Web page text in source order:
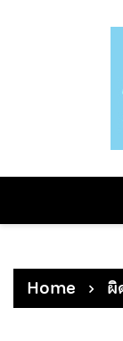
Home ผิ